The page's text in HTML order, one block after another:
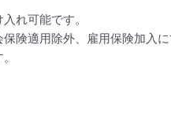
れ可能です。
険適用除外、雇用保険加入に